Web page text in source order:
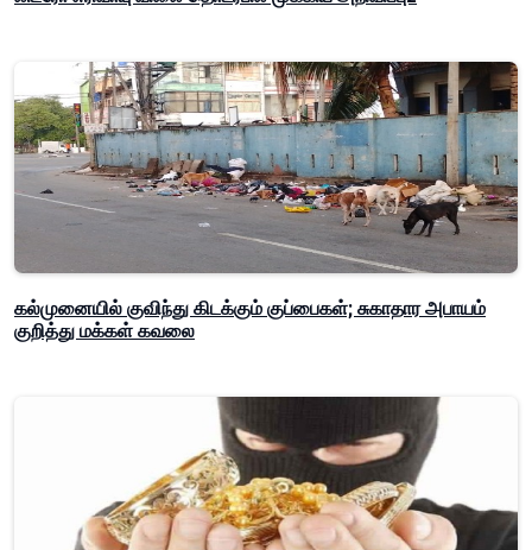
கல்முனையில் குவிந்து கிடக்கும் குப்பைகள்; சுகாதார அபாயம்
குறித்து மக்கள் கவலை